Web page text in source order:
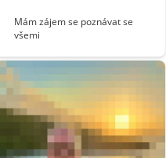
Mám zájem se poznávat se
všemi